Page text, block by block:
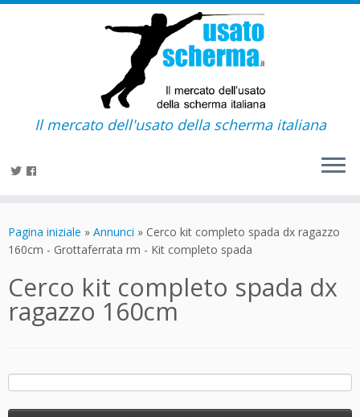
contenuto
Il mercato dell'usato della scherma italiana
Pagina iniziale » Annunci » Cerco kit completo spada dx ragazzo
160cm - Grottaferrata rm - Kit completo spada
Cerco kit completo spada dx
ragazzo 160cm
Ricerca